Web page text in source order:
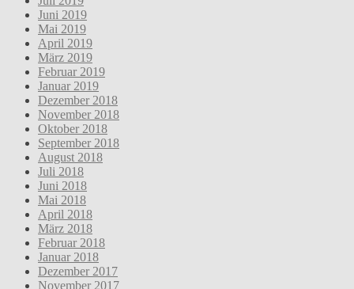
Juni 2019
Mai 2019
April 2019
März 2019
Februar 2019
Januar 2019
Dezember 2018
November 2018
Oktober 2018
September 2018
August 2018
Juli 2018
Juni 2018
Mai 2018
April 2018
März 2018
Februar 2018
Januar 2018
Dezember 2017
November 2017